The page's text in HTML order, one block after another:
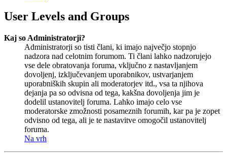
User Levels and Groups
Kaj so Administratorji?
Administratorji so tisti člani, ki imajo največjo stopnjo
nadzora nad celotnim forumom. Ti člani lahko nadzorujejo
vse dele obratovanja foruma, vključno z nastavljanjem
dovoljenj, izključevanjem uporabnikov, ustvarjanjem
uporabniških skupin ali moderatorjev itd., vsa ta njihova
dejanja pa so odvisna od tega, kakšna dovoljenja jim je
dodelil ustanovitelj foruma. Lahko imajo celo vse
moderatorske zmožnosti posameznih forumih, kar pa je zopet
odvisno od tega, ali je te nastavitve omogočil ustanovitelj
foruma.
Na vrh